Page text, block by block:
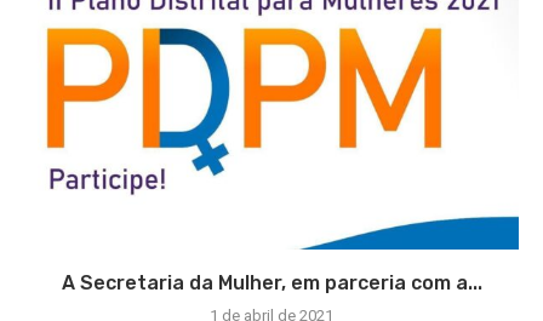
A Secretaria da Mulher, em parceria com a...
1 de abril de 2021